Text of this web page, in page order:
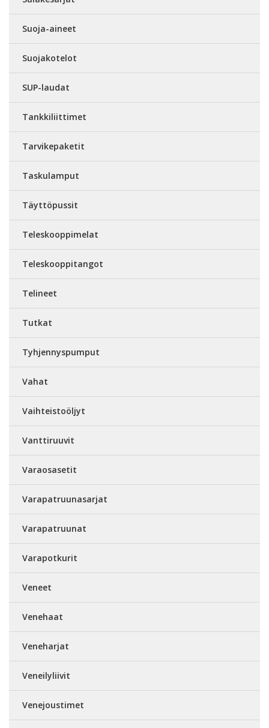
Suoja-aineet
Suojakotelot
SUP-laudat
Tankkiliittimet
Tarvikepaketit
Taskulamput
Täyttöpussit
Teleskooppimelat
Teleskooppitangot
Telineet
Tutkat
Tyhjennyspumput
Vahat
Vaihteistoöljyt
Vanttiruuvit
Varaosasetit
Varapatruunasarjat
Varapatruunat
Varapotkurit
Veneet
Venehaat
Veneharjat
Veneilyliivit
Venejoustimet